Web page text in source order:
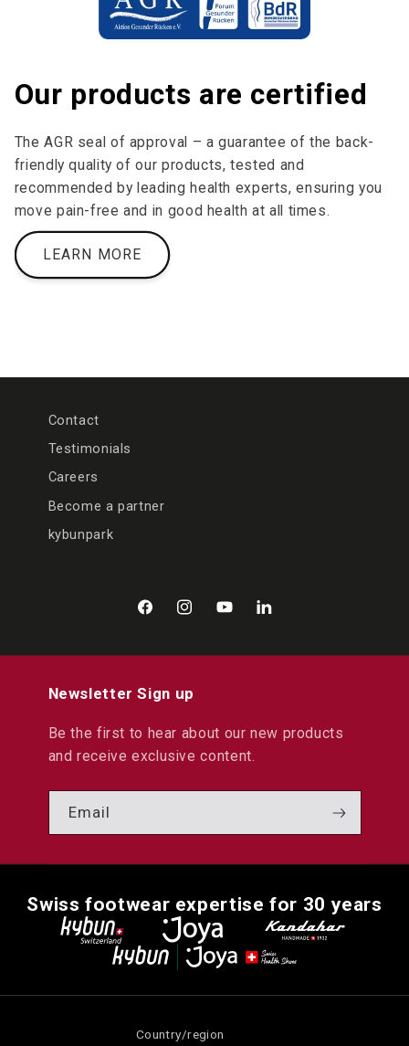
Our products are certified
The AGR seal of approval – a guarantee of the back-
friendly quality of our products, tested and
recommended by leading health experts, ensuring you
move pain-free and in good health at all times.
LEARN MORE
Contact
Testimonials
Careers
Become a partner
kybunpark
FacebookInstagramYouTubeLinkedIn
Newsletter Sign up
Be the first to hear about our new products
and receive exclusive content.
Email
Swiss footwear expertise for 30 years
Country/region